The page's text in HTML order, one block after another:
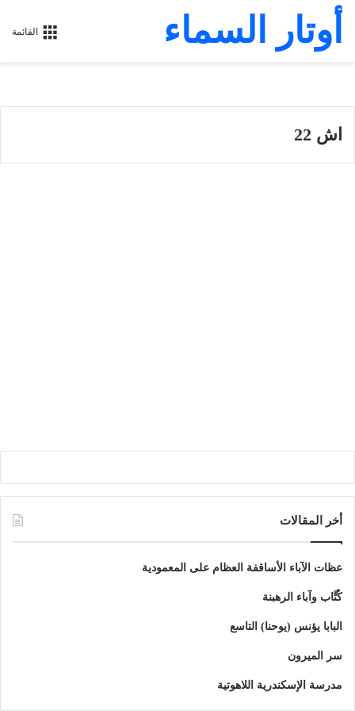
القائمة أوتار السماء
اش 22
أخر المقالات
عظات الآباء الأساقفة العظام على المعمودية
كُتَّاب وآباء الرهبنة
البابا يؤنس (يوحنا) التاسع
سر الميرون
مدرسة الإسكندرية اللاهوتية